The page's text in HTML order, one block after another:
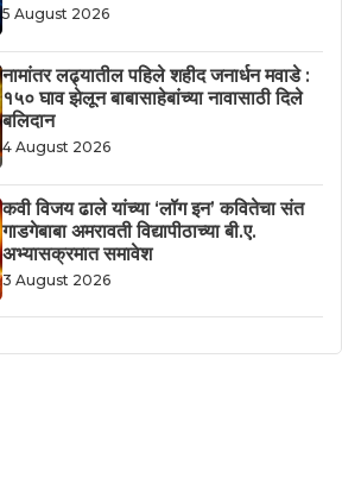
5 August 2026
नामांतर लढ्यातील पहिले शहीद जनार्धन मवाडे :
१५० घाव झेलून बाबासाहेबांच्या नावासाठी दिले
बलिदान
4 August 2026
कवी विजय ढाले यांच्या ‘लॉग इन’ कवितेचा संत
गाडगेबाबा अमरावती विद्यापीठाच्या बी.ए.
अभ्यासक्रमात समावेश
3 August 2026